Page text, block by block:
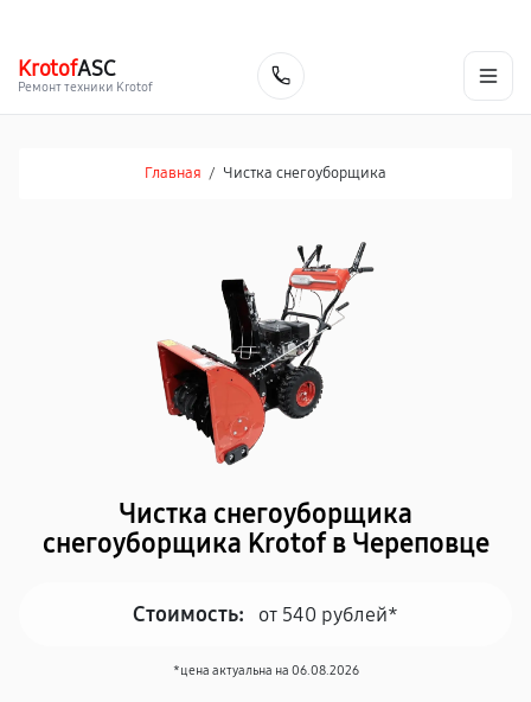
KrotofASC
Ремонт техники Krotof
Главная / Чистка снегоуборщика
Чистка снегоуборщика
снегоуборщика Krotof в Череповце
Стоимость: от 540 рублей*
*цена актуальна на 06.08.2026